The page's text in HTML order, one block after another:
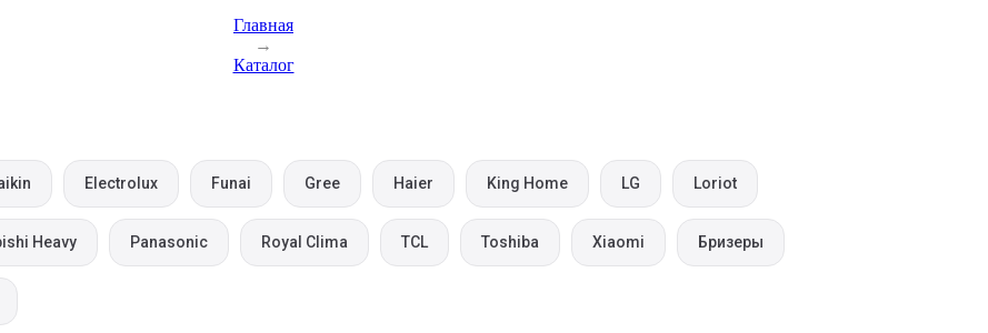
Главная
→
Каталог
Electrolux Funai Gree Haier King Home LG Loriot
Heavy Panasonic Royal Clima TCL Toshiba Xiaomi Бризеры